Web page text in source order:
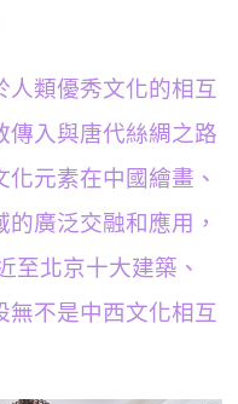
類優秀文化的相互
傳入與唐代絲綢之路
元素在中國繪畫、
廣泛交融和應用，
至北京十大建築、
不是中西文化相互